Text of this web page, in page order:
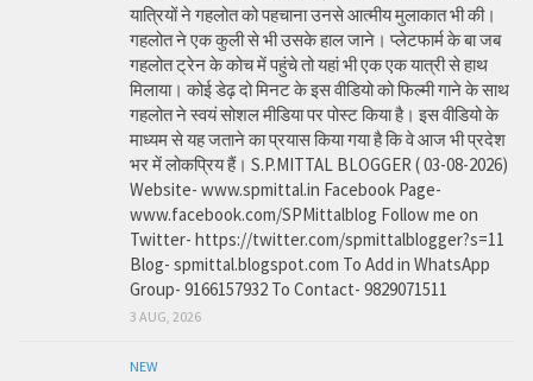
यात्रियों ने गहलोत को पहचाना उनसे आत्मीय मुलाकात भी की।
गहलोत ने एक कुली से भी उसके हाल जाने। प्लेटफार्म के बा जब
गहलोत ट्रेन के कोच में पहुंचे तो यहां भी एक एक यात्री से हाथ
मिलाया। कोई डेढ़ दो मिनट के इस वीडियो को फिल्मी गाने के साथ
गहलोत ने स्वयं सोशल मीडिया पर पोस्ट किया है। इस वीडियो के
माध्यम से यह जताने का प्रयास किया गया है कि वे आज भी प्रदेश
भर में लोकप्रिय हैं। S.P.MITTAL BLOGGER ( 03-08-2026)
Website- www.spmittal.in Facebook Page-
www.facebook.com/SPMittalblog Follow me on
Twitter- https://twitter.com/spmittalblogger?s=11
Blog- spmittal.blogspot.com To Add in WhatsApp
Group- 9166157932 To Contact- 9829071511
3 AUG, 2026
NEW